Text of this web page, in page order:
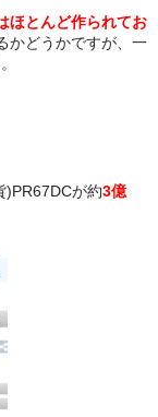
ほとんど作られてお
かどうかですが、一
)PR67DCが約3億